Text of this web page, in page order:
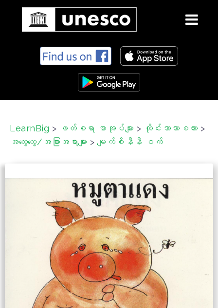
e
LearnBig > ဖတ်စရာ စာအုပ်များ > ထိုင်းဘာသာစကား >
အထွေထွေ/အခြားအရာများ > မျက်စိနီနီ ဝက်